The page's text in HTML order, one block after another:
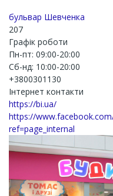
бульвар Шевченка
207
Графік роботи
Пн-пт: 09:00-20:00
Cб-нд: 10:00-20:00
+3800301130
Інтернет контакти
https://bi.ua/
https://
ref=page_internal